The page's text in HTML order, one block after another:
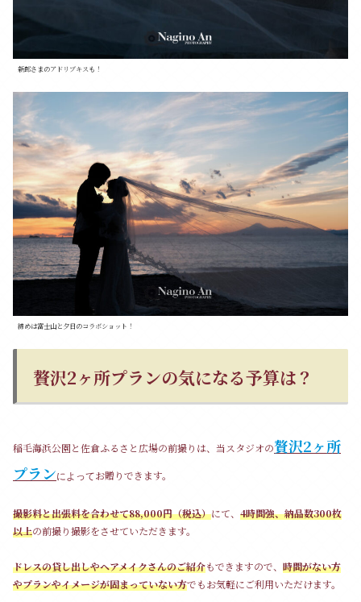
新郎さまのアドリブキスも！
締めは富士山と夕日のコラボショット！
贅沢2ヶ所プランの気になる予算は？
稲毛海浜公園と佐倉ふるさと広場の前撮りは、当スタジオの贅沢2ヶ所
プランによってお贈りできます。
撮影料と出張料を合わせて88,000円（税込）にて、 4時間強、納品数300枚
以上の前撮り撮影をさせていただきます。
ドレスの貸し出しやヘアメイクさんのご紹介もできますので、 時間がない方
やプランやイメージが固まっていない方でもお気軽にご利用いただけます。